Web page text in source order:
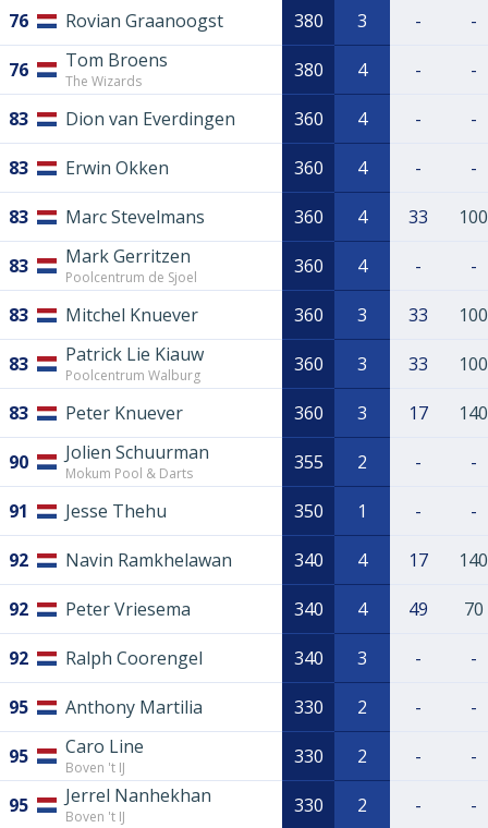
76 Rovian Graanoogst 380 3 - -
76 Tom Broens
The Wizards 380 4 - -
83 Dion van Everdingen 360 4 - -
83 Erwin Okken 360 4 - -
83 Marc Stevelmans 360 4 33 100
83 Mark Gerritzen
Poolcentrum de Sjoel 360 4 - -
83 Mitchel Knuever 360 3 33 100
83 Patrick Lie Kiauw
Poolcentrum Walburg 360 3 33 100
83 Peter Knuever 360 3 17 140
90 Jolien Schuurman
Mokum Pool & Darts 355 2 - -
91 Jesse Thehu 350 1 - -
92 Navin Ramkhelawan 340 4 17 140
92 Peter Vriesema 340 4 49 70
92 Ralph Coorengel 340 3 - -
95 Anthony Martilia 330 2 - -
95 Caro Line
Boven 't IJ 330 2 - -
95 Jerrel Nanhekhan
Boven 't IJ 330 2 - -